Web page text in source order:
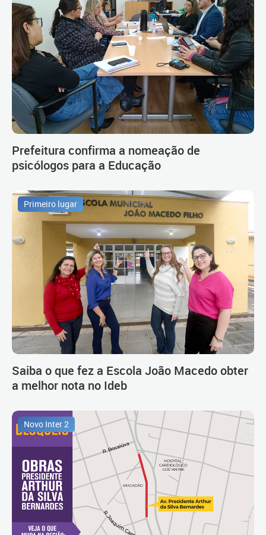
Prefeitura confirma a nomeação de
psicólogos para a Educação
Primeiro lugar
Saiba o que fez a Escola João Macedo obter
a melhor nota no Ideb
Novo Inter 2